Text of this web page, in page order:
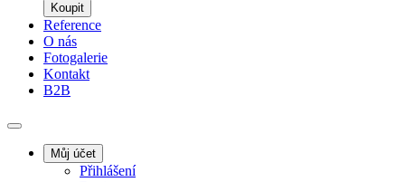
Koupit
Reference
O nás
Fotogalerie
Kontakt
B2B
Můj účet
Přihlášení